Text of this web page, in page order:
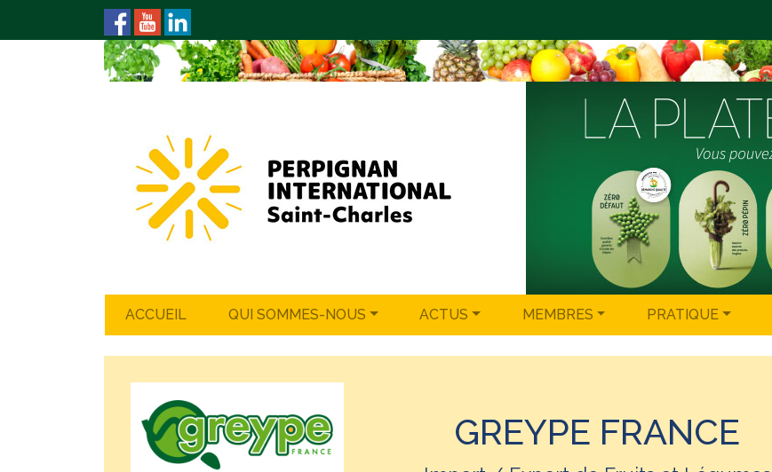
ACCUEIL QUI SOMMES-NOUS ACTUS MEMBRES PRATIQUE
GREYPE FRANCE